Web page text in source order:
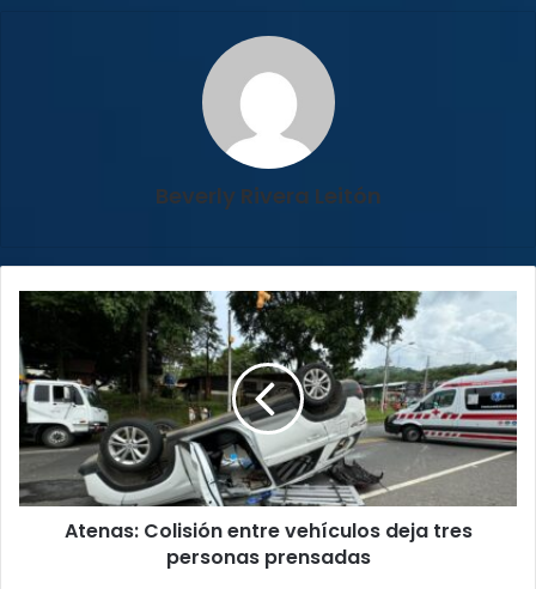
Beverly Rivera Leitón
Atenas:
entre
vehículos
deja
tres
personas
prensadas
Atenas: Colisión entre vehículos deja tres
personas prensadas